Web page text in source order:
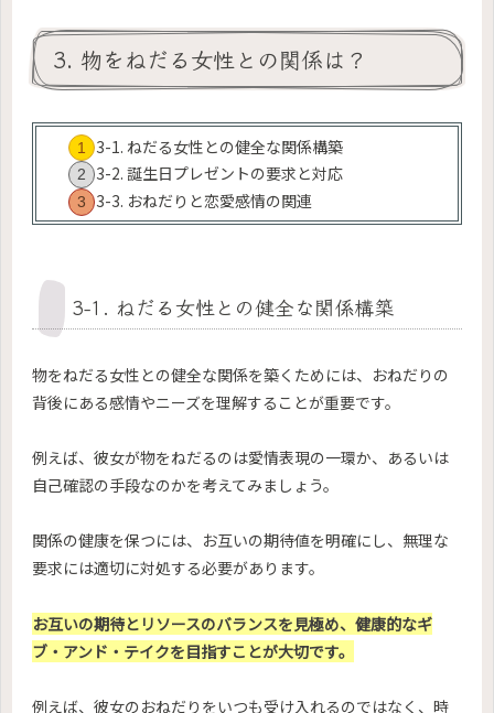
3. 物をねだる女性との関係は？
3-1. ねだる女性との健全な関係構築
3-2. 誕生日プレゼントの要求と対応
3-3. おねだりと恋愛感情の関連
3-1. ねだる女性との健全な関係構築
物をねだる女性との健全な関係を築くためには、おねだりの
背後にある感情やニーズを理解することが重要です。
例えば、彼女が物をねだるのは愛情表現の一環か、あるいは
自己確認の手段なのかを考えてみましょう。
関係の健康を保つには、お互いの期待値を明確にし、無理な
要求には適切に対処する必要があります。
お互いの期待とリソースのバランスを見極め、健康的なギ
ブ・アンド・テイクを目指すことが大切です。
例えば、彼女のおねだりをいつも受け入れるのではなく、時